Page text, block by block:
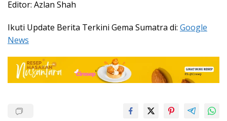
Editor: Azlan Shah
Ikuti Update Berita Terkini Gema Sumatra di: Google
News